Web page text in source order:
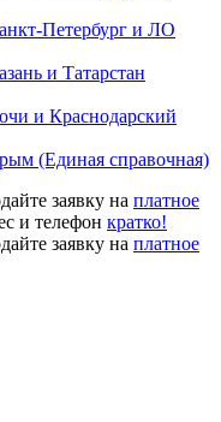
Петербург и ЛО
и Татарстан
и Краснодарский
(Единая справочная)
заявку на платное
и телефон кратко!
заявку на платное